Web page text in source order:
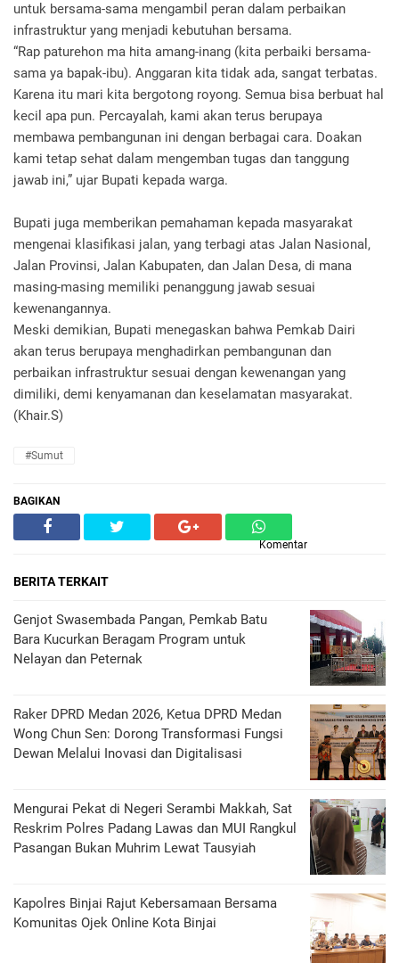
untuk bersama-sama mengambil peran dalam perbaikan
infrastruktur yang menjadi kebutuhan bersama.
“Rap paturehon ma hita amang-inang (kita perbaiki bersama-
sama ya bapak-ibu). Anggaran kita tidak ada, sangat terbatas.
Karena itu mari kita bergotong royong. Semua bisa berbuat hal
kecil apa pun. Percayalah, kami akan terus berupaya
membawa pembangunan ini dengan berbagai cara. Doakan
kami tetap sehat dalam mengemban tugas dan tanggung
jawab ini,” ujar Bupati kepada warga.
Bupati juga memberikan pemahaman kepada masyarakat
mengenai klasifikasi jalan, yang terbagi atas Jalan Nasional,
Jalan Provinsi, Jalan Kabupaten, dan Jalan Desa, di mana
masing-masing memiliki penanggung jawab sesuai
kewenangannya.
Meski demikian, Bupati menegaskan bahwa Pemkab Dairi
akan terus berupaya menghadirkan pembangunan dan
perbaikan infrastruktur sesuai dengan kewenangan yang
dimiliki, demi kenyamanan dan keselamatan masyarakat.
(Khair.S)
#Sumut
BAGIKAN
Komentar
BERITA TERKAIT
Genjot Swasembada Pangan, Pemkab Batu
Bara Kucurkan Beragam Program untuk
Nelayan dan Peternak
Raker DPRD Medan 2026, Ketua DPRD Medan
Wong Chun Sen: Dorong Transformasi Fungsi
Dewan Melalui Inovasi dan Digitalisasi
Mengurai Pekat di Negeri Serambi Makkah, Sat
Reskrim Polres Padang Lawas dan MUI Rangkul
Pasangan Bukan Muhrim Lewat Tausyiah
Kapolres Binjai Rajut Kebersamaan Bersama
Komunitas Ojek Online Kota Binjai